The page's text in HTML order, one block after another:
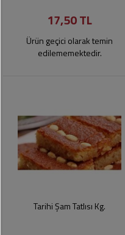
17,50 TL
Ürün geçici olarak temin
edilememektedir.
Tarihi Şam Tatlısı Kg.